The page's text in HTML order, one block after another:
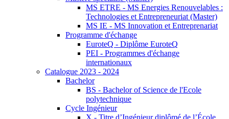
MS ETRE - MS Energies Renouvelables :
Technologies et Entrepreneuriat (Master)
MS IE - MS Innovation et Entreprenariat
Programme d'échange
EuroteQ - Diplôme EuroteQ
PEI - Programmes d'échange
internationaux
Catalogue 2023 - 2024
Bachelor
BS - Bachelor of Science de l'Ecole
polytechnique
Cycle Ingénieur
X - Titre d’Ingénieur diplômé de l’École